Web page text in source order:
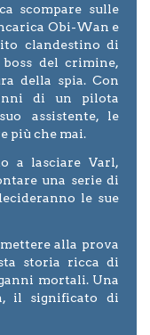
scompare sulle
Obi-Wan e
clandestino di
del crimine,
della spia. Con
di un pilota
assistente, le
più che mai.
a lasciare Varl,
una serie di
le sue
alla prova
storia ricca di
mortali. Una
il significato di